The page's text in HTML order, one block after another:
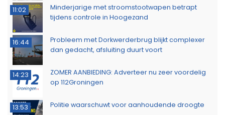
11:02
Minderjarige met stroomstootwapen betrapt
tijdens controle in Hoogezand
16:44
Probleem met Dorkwerderbrug blijkt complexer
dan gedacht, afsluiting duurt voort
14:23
ZOMER AANBIEDING: Adverteer nu zeer voordelig
op 112Groningen
13:53 Politie waarschuwt voor aanhoudende droogte